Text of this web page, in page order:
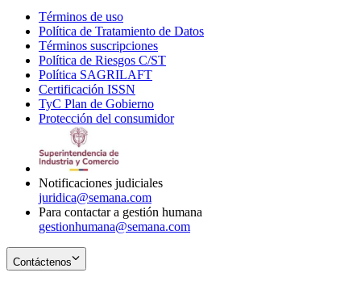
Términos de uso
in
new
window
Política de Tratamiento de Datos
Términos suscripciones
in
Política de Riesgos C/ST
Política SAGRILAFT
new
window
Certificación ISSN
in
new
TyC Plan de Gobierno
in
Protección del consumidorOpens
Notificaciones judiciales
juridica@semana.com
Para contactar a gestión humana
gestionhumana@semana.com
Contáctenos